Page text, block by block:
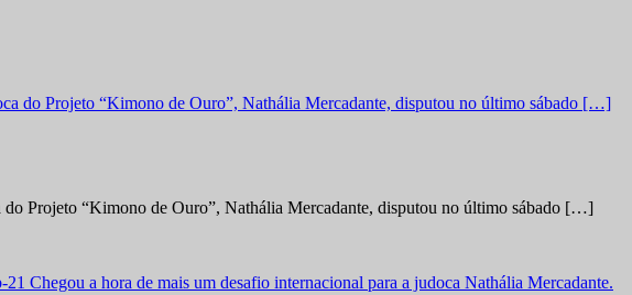
do Projeto “Kimono de Ouro”, Nathália Mercadante, disputou no último sábado […]